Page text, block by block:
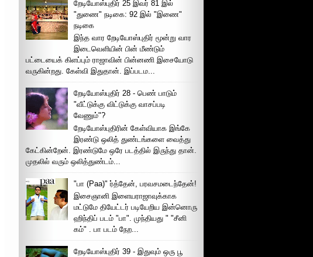
றேடியோஸ்புதிர் 25 இவர் 81 இல்
"துணை" நடிகை: 92 இல் "இணை"
நடிகை
இந்த வார றேடியோஸ்புதிர் மூன்று வார
இடைவெளியின் பின் மீண்டும்
பட்டையைக் கிளப்பும் ராஜாவின் பின்னணி இசையோடு
வருகின்றது. கேள்வி இதுதான். இப்படம...
றேடியோஸ்புதிர் 28 - பெண் பாடும்
"வீட்டுக்கு விட்டுக்கு வாசப்படி
வேணும்"?
றேடியோஸ்புதிரின் கேள்வியாக இங்கே
இரண்டு ஒலித் துண்டங்களை வைத்து
கேட்கின்றேன். இரண்டுமே ஒரே படத்தில் இருந்து தான்.
முதலில் வரும் ஒலித்துண்டம்...
"பா (Paa)" ர்த்தேன், பரவசமடைந்தேன்!
இசைஞானி இளையராஜாவுக்காக
மட்டுமே தியேட்டர் படியேறிய இன்னொரு
ஹிந்திப் படம் "பா". முந்தியது " "சீனி
கம்" . பா படம் நேற...
றேடியோஸ்புதிர் 39 - இதுவும் ஒரு பூ